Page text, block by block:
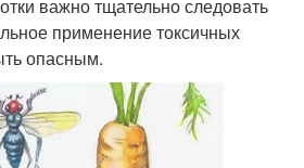
важно тщательно следовать
применение токсичных
опасным.